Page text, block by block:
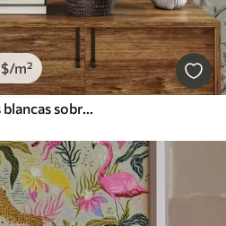
$/m²
Ramas con pájaros y flores blancas sobre un fondo delicado